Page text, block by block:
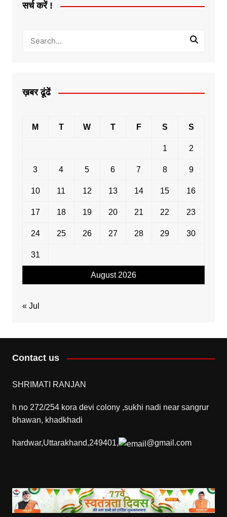
सर्च करें !
ख़बर ढूंढें
August 2026
M T W T F S S
1 2
3 4 5 6 7 8 9
10 11 12 13 14 15 16
17 18 19 20 21 22 23
24 25 26 27 28 29 30
31
« Jul
Contact us
SHRIMATI RANJAN
h no 272/254 kora devi colony ,sukhi nadi near sangrur
bhawan, khadkhadi
hardwar,Uttarakhand,249401, @gmail.com